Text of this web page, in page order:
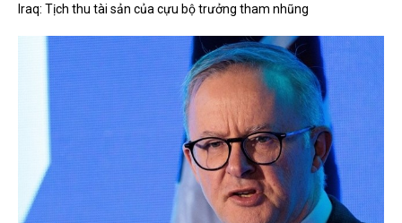
Iraq: Tịch thu tài sản của cựu bộ trưởng tham nhũng